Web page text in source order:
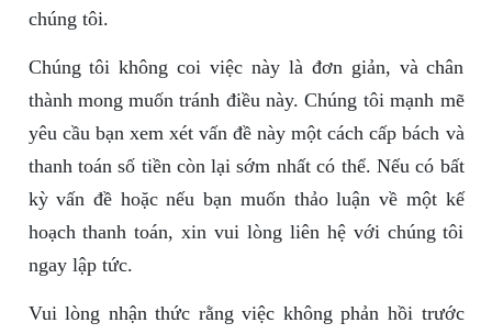
chúng tôi.
Chúng tôi không coi việc này là đơn giản, và chân
thành mong muốn tránh điều này. Chúng tôi mạnh mẽ
yêu cầu bạn xem xét vấn đề này một cách cấp bách và
thanh toán số tiền còn lại sớm nhất có thể. Nếu có bất
kỳ vấn đề hoặc nếu bạn muốn thảo luận về một kế
hoạch thanh toán, xin vui lòng liên hệ với chúng tôi
ngay lập tức.
Vui lòng nhận thức rằng việc không phản hồi trước